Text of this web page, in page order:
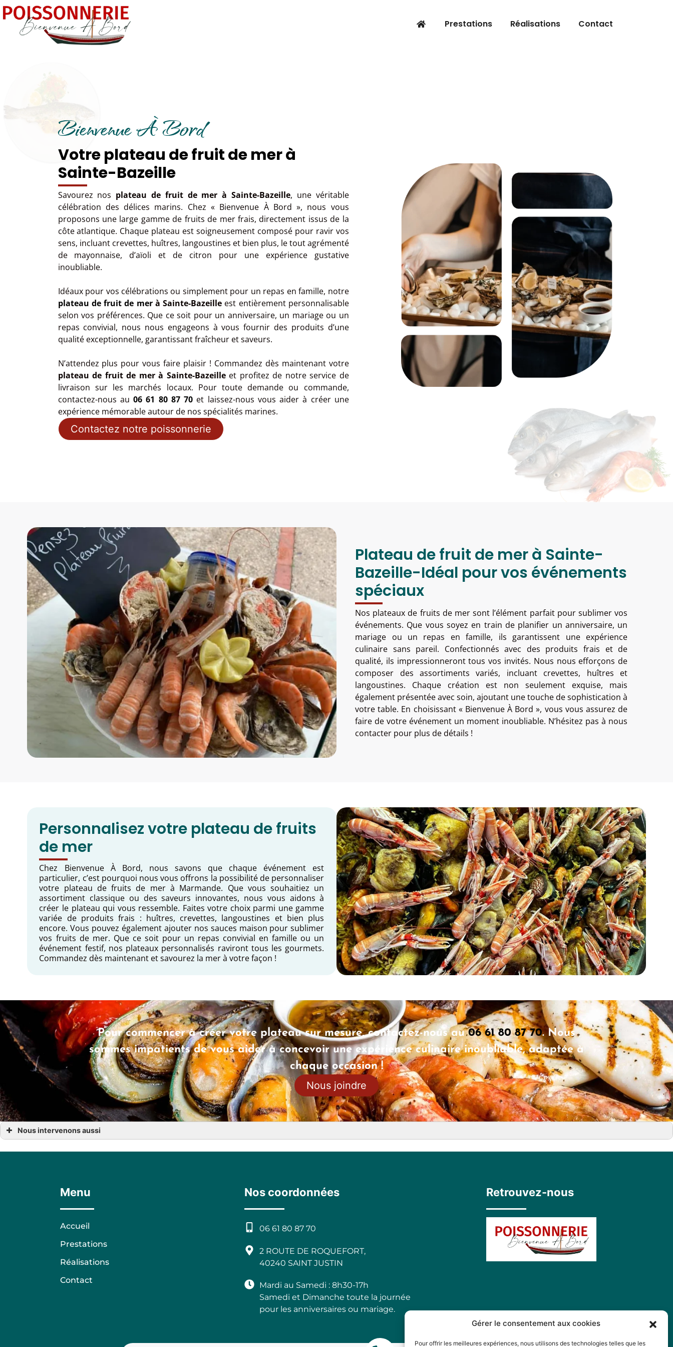
Gérer le consentement aux cookies
Pour offrir les meilleures expériences, nous utilisons des technologies telles que les
Prestations Réalisations Contact
Bienvenue À Bord
Votre plateau de fruit de mer à
Sainte-Bazeille
Savourez nos plateau de fruit de mer à Sainte-Bazeille, une véritable
célébration des délices marins. Chez « Bienvenue À Bord », nous vous
proposons une large gamme de fruits de mer frais, directement issus de la
côte atlantique. Chaque plateau est soigneusement composé pour ravir vos
sens, incluant crevettes, huîtres, langoustines et bien plus, le tout agrémenté
de mayonnaise, d’aïoli et de citron pour une expérience gustative
inoubliable.
Idéaux pour vos célébrations ou simplement pour un repas en famille, notre
plateau de fruit de merà Sainte-Bazeille est entièrement personnalisable
selon vos préférences. Que ce soit pour un anniversaire, un mariage ou un
repas convivial, nous nous engageons à vous fournir des produits d’une
qualité exceptionnelle, garantissant fraîcheur et saveurs.
N’attendez plus pour vous faire plaisir ! Commandez dès maintenant votre
plateau de fruit de mer à Sainte-Bazeilleet profitez de notre service de
livraison sur les marchés locaux. Pour toute demande ou commande,
contactez-nous au06 61 80 87 70 et laissez-nous vous aider à créer une
expérience mémorable autour de nos spécialités marines.
Contactez notre poissonnerie
Plateau de fruit de mer à Sainte-
Bazeille-Idéal pour vos événements
spéciaux
Nos plateaux de fruits de mer sont l’élément parfait pour sublimer vos
événements. Que vous soyez en train de planifier un anniversaire, un
mariage ou un repas en famille, ils garantissent une expérience
culinaire sans pareil. Confectionnés avec des produits frais et de
qualité, ils impressionneront tous vos invités. Nous nous efforçons de
composer des assortiments variés, incluant crevettes, huîtres et
langoustines. Chaque création est non seulement exquise, mais
également présentée avec soin, ajoutant une touche de sophistication à
votre table. En choisissant « Bienvenue À Bord », vous vous assurez de
faire de votre événement un moment inoubliable. N’hésitez pas à nous
contacter pour plus de détails !
Personnalisez votre plateau de fruits
de mer
Chez Bienvenue À Bord, nous savons que chaque événement est
particulier, c’est pourquoi nous vous offrons la possibilité de personnaliser
votre plateau de fruits de mer à Marmande. Que vous souhaitiez un
assortiment classique ou des saveurs innovantes, nous vous aidons à
créer le plateau qui vous ressemble. Faites votre choix parmi une gamme
variée de produits frais : huîtres, crevettes, langoustines et bien plus
encore. Vous pouvez également ajouter nos sauces maison pour sublimer
vos fruits de mer. Que ce soit pour un repas convivial en famille ou un
événement festif, nos plateaux personnalisés raviront tous les gourmets.
Commandez dès maintenant et savourez la mer à votre façon !
Pour commencer à créer votre plateau sur mesure, contactez-nous au06 61 80 87 70. Nous
sommes impatients de vous aider à concevoir une expérience culinaire inoubliable, adaptée à
chaque occasion !
Nous joindre
Nous intervenons aussi
plateau de fruit de mer Roquefort
plateau de fruit de mer Saint-Justin
plateau de fruit de mer Vic-en-Bigorre
Menu
Accueil
Prestations
Réalisations
Contact
Nos coordonnées
06 61 80 87 70
2 ROUTE DE ROQUEFORT,
40240 SAINT JUSTIN
Mardi au Samedi : 8h30-17h
Samedi et Dimanche toute la journée
pour les anniversaires ou mariage.
Retrouvez-nous